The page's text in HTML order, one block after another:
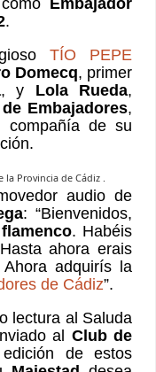
.
TÍO PEPE
Domecq, primer
, y Lola Rueda,
Embajadores,
compañía de su
audio de
: “Bienvenidos,
. Habéis
ahora erais
adquirís la
de Cádiz”.
lectura al Saluda
al Club de
de estos